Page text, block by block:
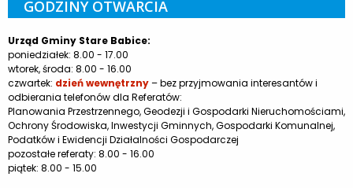
GODZINY OTWARCIA
Urząd Gminy Stare Babice:
poniedziałek: 8.00 - 17.00
wtorek, środa: 8.00 - 16.00
czwartek: dzień wewnętrzny– bez przyjmowania interesantów i
odbierania telefonów dla Referatów:
Planowania Przestrzennego, Geodezji i Gospodarki Nieruchomościami,
Ochrony Środowiska, Inwestycji Gminnych, Gospodarki Komunalnej,
Podatków i Ewidencji Działalności Gospodarczej
pozostałe referaty: 8.00 - 16.00
piątek: 8.00 - 15.00